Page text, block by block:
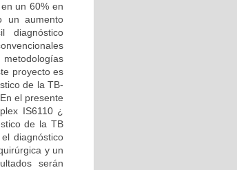
un 60% en
un aumento
diagnóstico
proyecto es
de la TB-
el presente
IS6110 ¿
de la TB
diagnóstico
y un
serán